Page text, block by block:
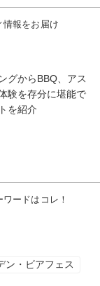
情報をお届け
グからBBQ、アス
験を存分に堪能で
を紹介
ードはコレ！
ン・ビアフェス